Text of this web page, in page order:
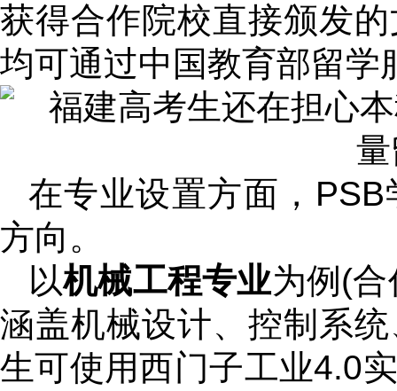
获得合作院校直接颁发
均可通过中国教育部留学
在专业设置方面，
方向。
以机械工程专业为例(
涵盖机械设计、控制系
生可使用西门子工业4.0